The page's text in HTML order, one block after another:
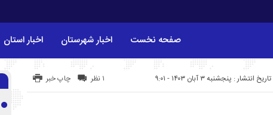
صفحه نخست اخبار شهرستان اخبار استان
تاریخ انتشار : پنجشنبه ۳ آبان ۱۴۰۳ - ۹:۰۱ چاپ خبر ۱ نظر